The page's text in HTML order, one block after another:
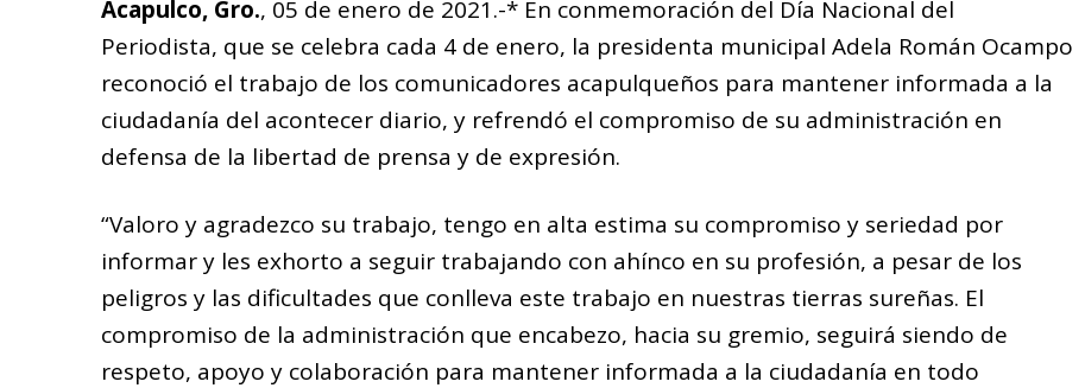
Acapulco, Gro., 05 de enero de 2021.-* En conmemoración del Día Nacional del
Periodista, que se celebra cada 4 de enero, la presidenta municipal Adela Román Ocampo
reconoció el trabajo de los comunicadores acapulqueños para mantener informada a la
ciudadanía del acontecer diario, y refrendó el compromiso de su administración en
defensa de la libertad de prensa y de expresión.
“Valoro y agradezco su trabajo, tengo en alta estima su compromiso y seriedad por
informar y les exhorto a seguir trabajando con ahínco en su profesión, a pesar de los
peligros y las dificultades que conlleva este trabajo en nuestras tierras sureñas. El
compromiso de la administración que encabezo, hacia su gremio, seguirá siendo de
respeto, apoyo y colaboración para mantener informada a la ciudadanía en todo